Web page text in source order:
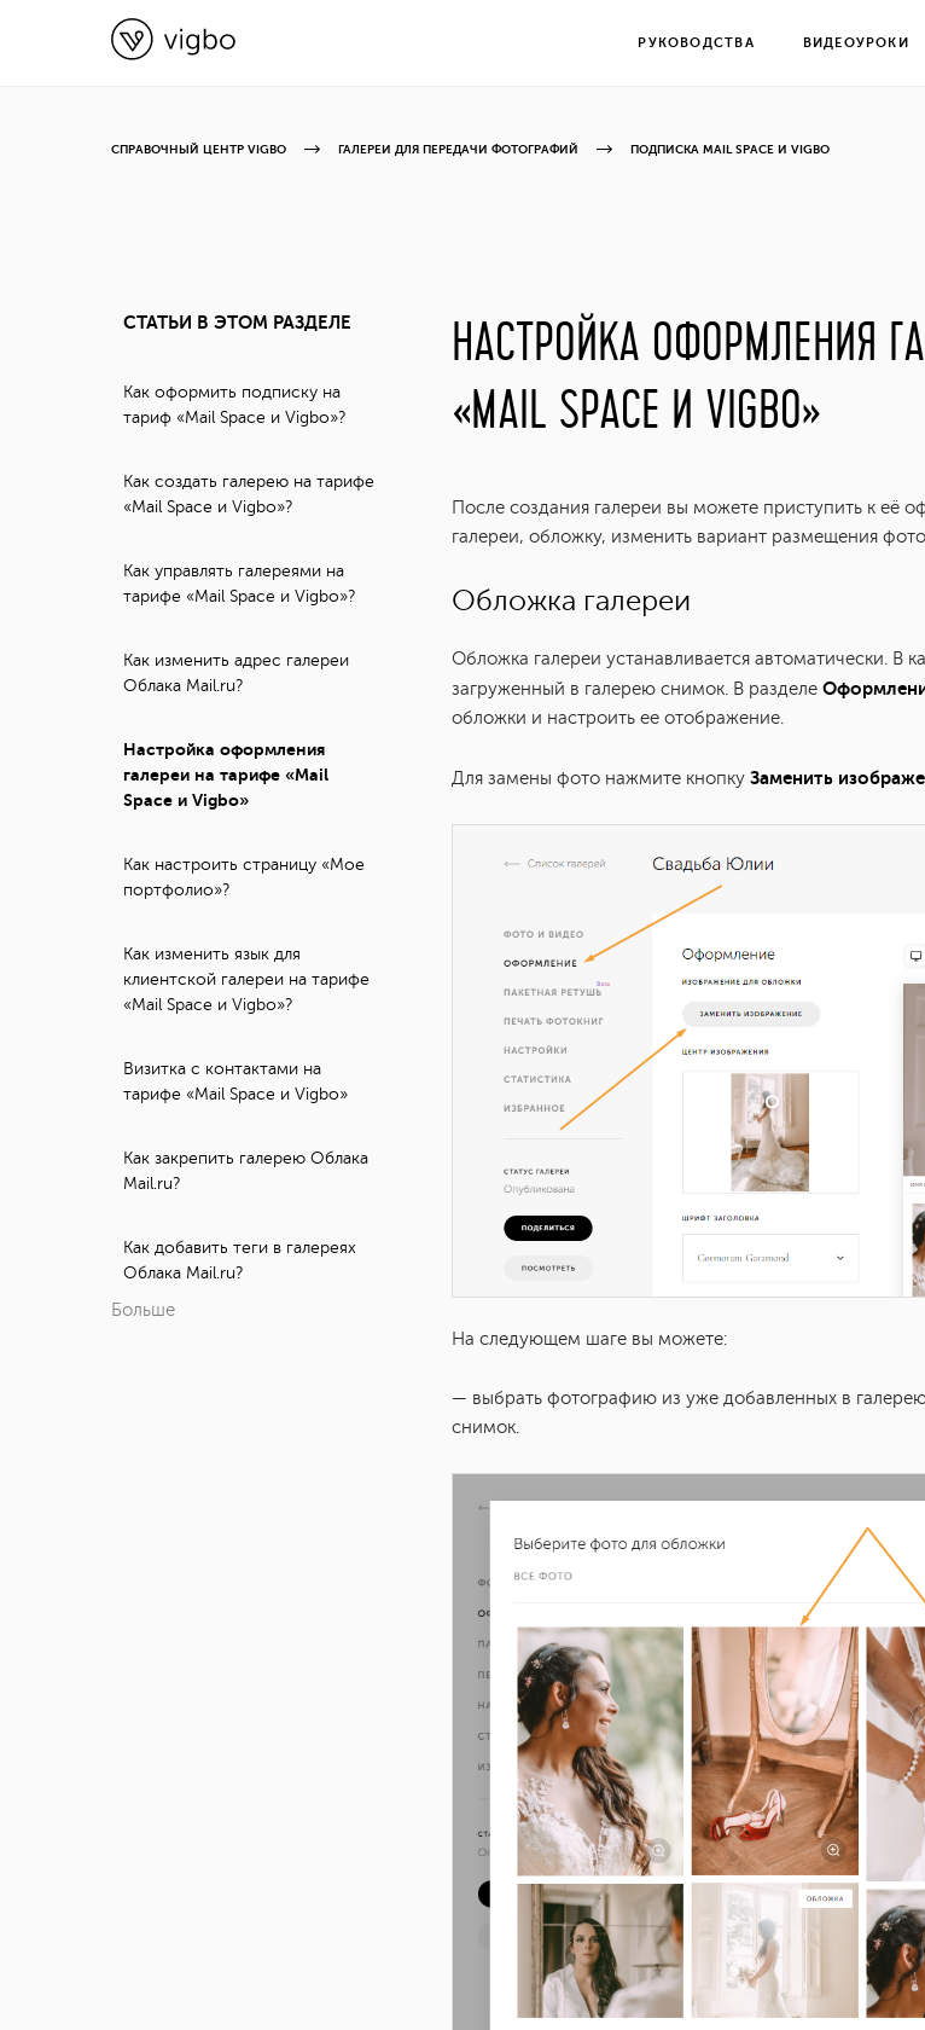
РУКОВОДСТВА ВИДЕОУРОКИ
СПРАВОЧНЫЙ ЦЕНТР VIGBO ГАЛЕРЕИ ДЛЯ ПЕРЕДАЧИ ФОТОГРАФИЙ ПОДПИСКА MAIL SPACE И VIGBO
СТАТЬИ В ЭТОМ РАЗДЕЛЕ
Как оформить подписку на
тариф «Mail Space и Vigbo»?
Как создать галерею на тарифе
«Mail Space и Vigbo»?
Как управлять галереями на
тарифе «Mail Space и Vigbo»?
Как изменить адрес галереи
Облака Mail.ru?
Настройка оформления
галереи на тарифе «Mail
Space и Vigbo»
Как настроить страницу «Мое
портфолио»?
Как изменить язык для
клиентской галереи на тарифе
«Mail Space и Vigbo»?
Визитка с контактами на
тарифе «Mail Space и Vigbo»
Как закрепить галерею Облака
Mail.ru?
Как добавить теги в галереях
Облака Mail.ru?
Больше
НАСТРОЙКА ОФОРМЛЕНИЯ
«MAIL SPACE И VIGBO»
После создания галереи вы можете приступить к
галереи, обложку, изменить вариант размещения
Обложка галереи
Обложка галереи устанавливается автоматически. В
загруженный в галерею снимок. В разделе
обложки и настроить ее отображение.
Для замены фото нажмите кнопку Заменить
На следующем шаге вы можете:
— выбрать фотографию из уже добавленных в
снимок.